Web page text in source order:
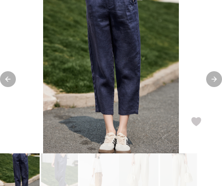
Previous slide